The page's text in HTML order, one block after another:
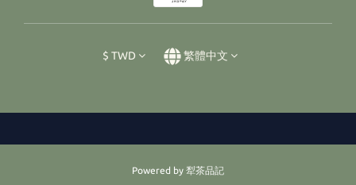
$ TWD 繁體中文
Powered by 犁茶品記